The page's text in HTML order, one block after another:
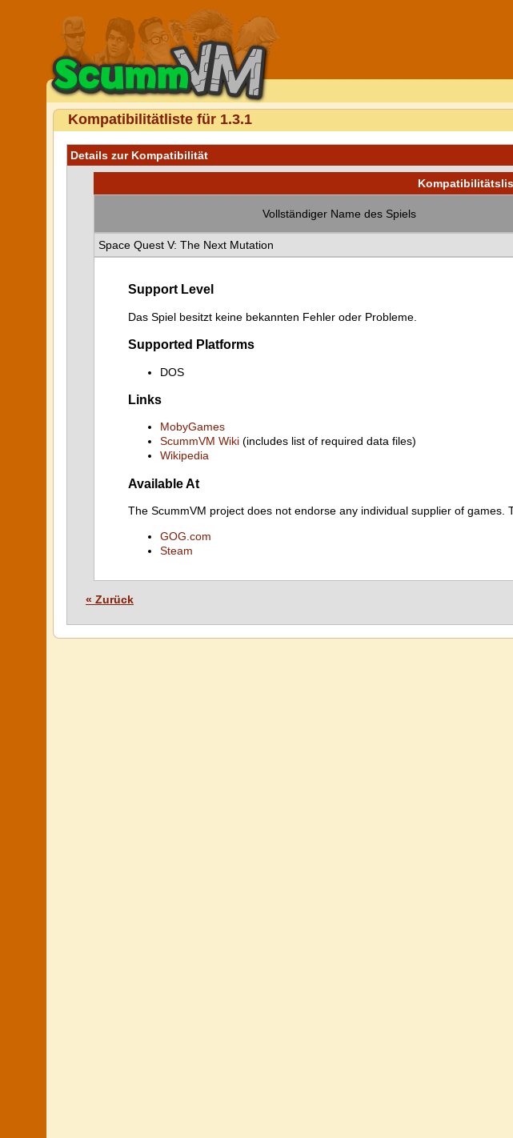
Kompatibilitätliste für 1.3.1
Details zur Kompatibilität
Vollständiger Name des Spiels
Space Quest V: The Next Mutation
Support Level
Das Spiel besitzt keine bekannten Fehler oder Probleme.
Supported Platforms
DOS
Links
MobyGames
ScummVM Wiki (includes list of required data files)
Wikipedia
Available At
The ScummVM project does not endorse any individual supplier of games.
GOG.com
Steam
« Zurück